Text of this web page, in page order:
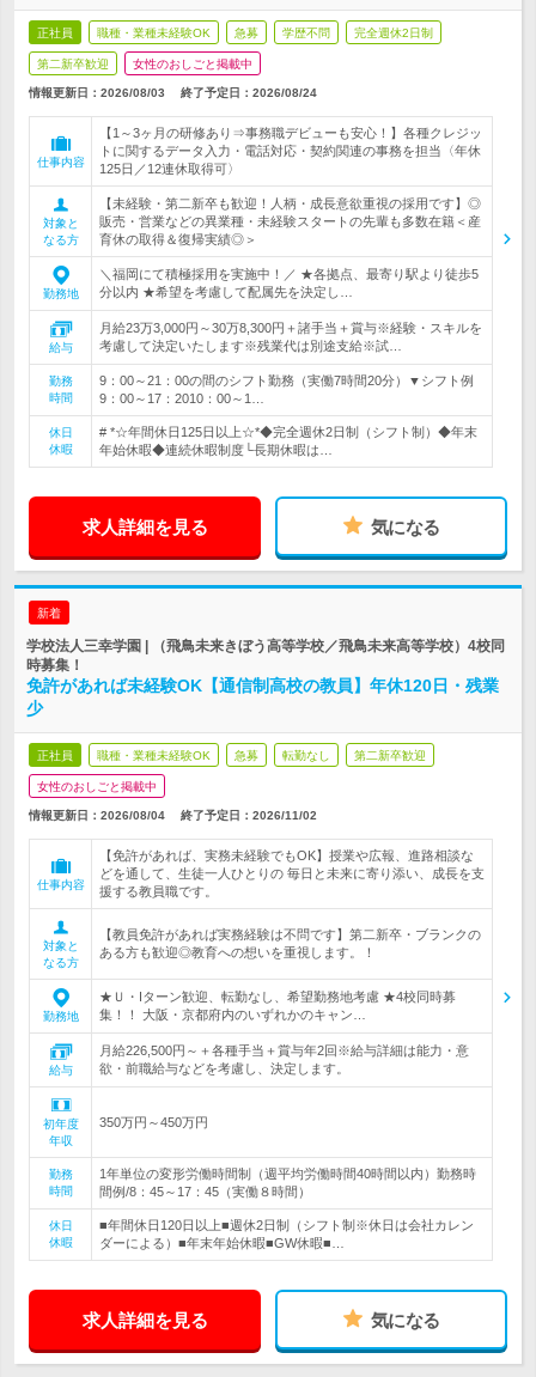
正社員 職種・業種未経験OK 急募 学歴不問 完全週休2日制
第二新卒歓迎 女性のおしごと掲載中
情報更新日：2026/08/03 終了予定日： 2026/08/24
仕事内容
【1～3ヶ月の研修あり⇒事務職デビューも安心！】各種クレジッ
トに関するデータ入力・電話対応・契約関連の事務を担当〈年休
125日／12連休取得可〉
対象と
なる方
【未経験・第二新卒も歓迎！人柄・成長意欲重視の採用です】◎
販売・営業などの異業種・未経験スタートの先輩も多数在籍＜産
育休の取得＆復帰実績◎＞
勤務地
＼福岡にて積極採用を実施中！／ ★各拠点、最寄り駅より徒歩5
分以内 ★希望を考慮して配属先を決定し…
給与
月給23万3,000円～30万8,300円＋諸手当＋賞与※経験・スキルを
考慮して決定いたします※残業代は別途支給※試…
勤務
時間
9：00～21：00の間のシフト勤務（実働7時間20分）▼シフト例
9：00～17：2010：00～1…
休日
休暇
# *☆年間休日125日以上☆*◆完全週休2日制（シフト制）◆年末
年始休暇◆連続休暇制度└長期休暇は…
求人詳細を見る 気になる
新着
学校法人三幸学園 | （飛鳥未来きぼう高等学校／飛鳥未来高等学校）4校同
時募集！
免許があれば未経験OK【通信制高校の教員】年休120日・残業
少
正社員 職種・業種未経験OK 急募 転勤なし 第二新卒歓迎
女性のおしごと掲載中
情報更新日：2026/08/04 終了予定日： 2026/11/02
仕事内容
【免許があれば、実務未経験でもOK】授業や広報、進路相談な
どを通して、生徒一人ひとりの 毎日と未来に寄り添い、成長を支
援する教員職です。
対象と
なる方
【教員免許があれば実務経験は不問です】第二新卒・ブランクの
ある方も歓迎◎教育への想いを重視します。！
勤務地
★Ｕ・Iターン歓迎、転勤なし、希望勤務地考慮 ★4校同時募
集！！ 大阪・京都府内のいずれかのキャン…
給与
月給226,500円～＋各種手当＋賞与年2回※給与詳細は能力・意
欲・前職給与などを考慮し、決定します。
初年度
年収
350万円～450万円
勤務
時間
1年単位の変形労働時間制（週平均労働時間40時間以内）勤務時
間例/8：45～17：45（実働８時間）
休日
休暇
■年間休日120日以上■週休2日制（シフト制※休日は会社カレン
ダーによる）■年末年始休暇■GW休暇■…
求人詳細を見る 気になる